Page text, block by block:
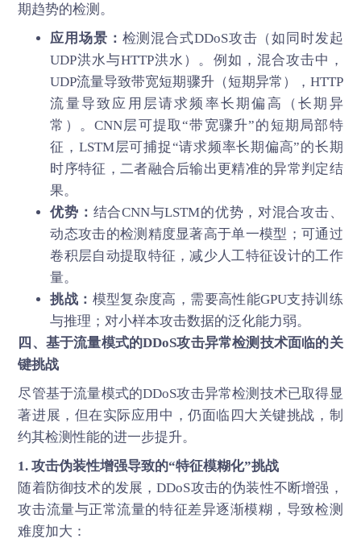
期趋势的检测。
应用场景： 检测混合式DDoS攻击（如同时发起
UDP洪水与HTTP洪水）。例如，混合攻击中，
UDP流量导致带宽短期骤升（短期异常），HTTP
流量导致应用层请求频率长期偏高（长期异
常）。CNN层可提取“带宽骤升”的短期局部特
征，LSTM层可捕捉“请求频率长期偏高”的长期
时序特征，二者融合后输出更精准的异常判定结
果。
优势： 结合CNN与LSTM的优势，对混合攻击、
动态攻击的检测精度显著高于单一模型；可通过
卷积层自动提取特征，减少人工特征设计的工作
量。
挑战： 模型复杂度高，需要高性能GPU支持训练
与推理；对小样本攻击数据的泛化能力弱。
四、基于流量模式的DDoS攻击异常检测技术面临的关
键挑战
尽管基于流量模式的DDoS攻击异常检测技术已取得显
著进展，但在实际应用中，仍面临四大关键挑战，制
约其检测性能的进一步提升。
1. 攻击伪装性增强导致的“特征模糊化”挑战
随着防御技术的发展，DDoS攻击的伪装性不断增强，
攻击流量与正常流量的特征差异逐渐模糊，导致检测
难度加大：